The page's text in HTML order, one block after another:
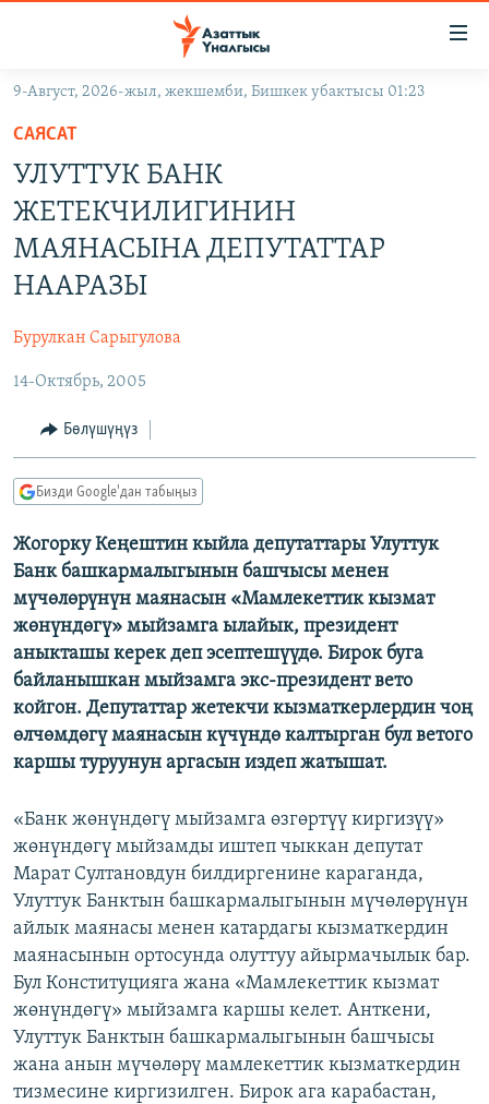
Навигацияга
өтүңүз
Издөөгө
салыңыз
САЯСАТ
ЭКОНОМИКА
ДҮЙНӨ
БОРБОР АЗИЯ
УКРАИНА
АТАЙЫН ИЛИКТӨӨ
БҮГҮН АЗАТТЫКТА
ЭКСПЕРТТЕР ТАЛДАЙТ
БИЗ ЖАНА ДҮЙНӨ
ЭЖЕ-СИҢДИЛЕР
АЗАТТЫК+
ЫҢГАЙСЫЗ СУРООЛОР
ПОДКАСТ
ӨЗГӨЧӨ ПИКИР
ОНЛАЙН ШЕРИНЕ
ЭЕ/АРнун бардык сайттары
9-Август, 2026-жыл, жекшемби, Бишкек убактысы 01:23
САЯСАТ
УЛУТТУК БАНК
ЖЕТЕКЧИЛИГИНИН
МАЯНАСЫНА ДЕПУТАТТАР
НААРАЗЫ
Бурулкан Сарыгулова
14-Октябрь, 2005
Бөлүшүңүз
Бизди Google'дан табыңыз
Жогорку Кеңештин кыйла депутаттары Улуттук
Банк башкармалыгынын башчысы менен
мүчөлөрүнүн маянасын «Мамлекеттик кызмат
жөнүндөгү» мыйзамга ылайык, президент
аныкташы керек деп эсептешүүдө. Бирок буга
байланышкан мыйзамга экс-президент вето
койгон. Депутаттар жетекчи кызматкерлердин чоң
өлчөмдөгү маянасын күчүндө калтырган бул ветого
каршы туруунун аргасын издеп жатышат.
«Банк жөнүндөгү мыйзамга өзгөртүү киргизүү»
жөнүндөгү мыйзамды иштеп чыккан депутат
Марат Султановдун билдиргенине караганда,
Улуттук Банктын башкармалыгынын мүчөлөрүнүн
айлык маянасы менен катардагы кызматкердин
маянасынын ортосунда олуттуу айырмачылык бар.
Бул Конституцияга жана «Мамлекеттик кызмат
жөнүндөгү» мыйзамга каршы келет. Анткени,
Улуттук Банктын башкармалыгынын башчысы
жана анын мүчөлөрү мамлекеттик кызматкердин
тизмесине киргизилген. Бирок ага карабастан,